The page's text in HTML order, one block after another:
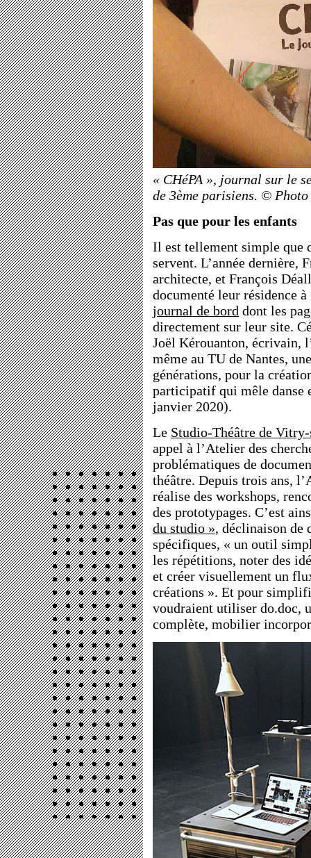
« CHéPA », journal sur le
de 3ème parisiens. ©
Pas que pour les enfants
Il est tellement simple que
servent. L’année dernière,
architecte, et François
documenté leur résidence
journal de bord dont les
directement sur leur site.
Joël Kérouanton, écrivain,
même au TU de Nantes,
générations, pour la
participatif qui mêle danse
janvier 2020).
Le Studio-Théâtre de
appel à l’Atelier des
problématiques de
théâtre. Depuis trois ans,
réalise des workshops,
des prototypages. C’est
du studio », déclinaison de
spécifiques, « un outil
les répétitions, noter des
et créer visuellement un
créations ». Et pour
voudraient utiliser do.doc,
complète, mobilier